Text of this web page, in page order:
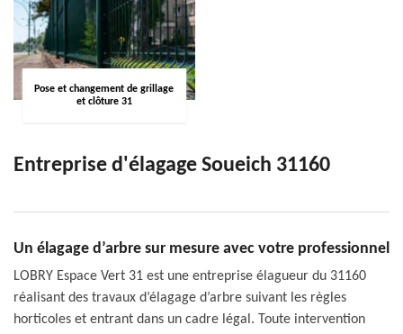
Pose et changement de grillage
et clôture 31
Entreprise d'élagage Soueich 31160
Un élagage d’arbre sur mesure avec votre professionnel
LOBRY Espace Vert 31 est une entreprise élagueur du 31160
réalisant des travaux d’élagage d’arbre suivant les règles
horticoles et entrant dans un cadre légal. Toute intervention